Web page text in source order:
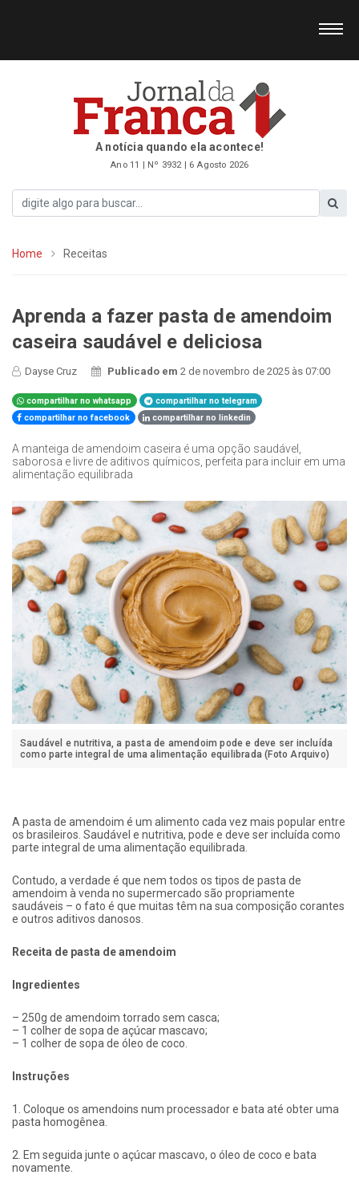
A notícia quando ela acontece!
Ano 11 | Nº 3932 | 6 Agosto 2026
Home Receitas
Aprenda a fazer pasta de amendoim
caseira saudável e deliciosa
Dayse Cruz Publicado em2 de novembro de 2025 às 07:00
compartilhar no whatsapp
compartilhar no telegram
compartilhar no facebook
compartilhar no linkedin
A manteiga de amendoim caseira é uma opção saudável,
saborosa e livre de aditivos químicos, perfeita para incluir em uma
alimentação equilibrada
Saudável e nutritiva, a pasta de amendoim pode e deve ser incluída
como parte integral de uma alimentação equilibrada (Foto Arquivo)
A pasta de amendoim é um alimento cada vez mais popular entre
os brasileiros. Saudável e nutritiva, pode e deve ser incluída como
parte integral de uma alimentação equilibrada.
Contudo, a verdade é que nem todos os tipos de pasta de
amendoim à venda no supermercado são propriamente
saudáveis – o fato é que muitas têm na sua composição corantes
e outros aditivos danosos.
Receita de pasta de amendoim
Ingredientes
– 250g de amendoim torrado sem casca;
– 1 colher de sopa de açúcar mascavo;
– 1 colher de sopa de óleo de coco.
Instruções
1. Coloque os amendoins num processador e bata até obter uma
pasta homogênea.
2. Em seguida junte o açúcar mascavo, o óleo de coco e bata
novamente.